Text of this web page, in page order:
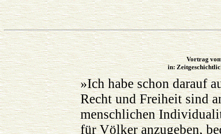
Vortrag
in:
»Ich habe schon darauf
Recht und Freiheit sind
menschlichen
für Völker anzugeben,